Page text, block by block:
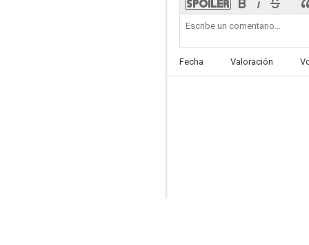
6.4
Fecha Valoración